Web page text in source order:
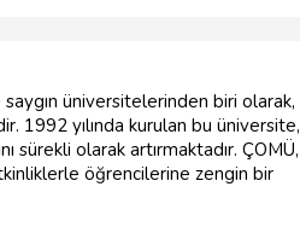
üniversitelerinden biri olarak,
1992 yılında kurulan bu üniversite,
sürekli olarak artırmaktadır. ÇOMÜ,
öğrencilerine zengin bir